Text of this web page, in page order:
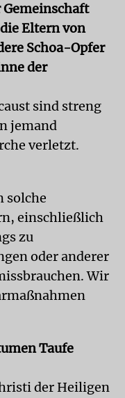
Eltern von
Schoa-Opfer
der
sind streng
jemand
verletzt.
solche
einschließlich
zu
oder anderer
Wir
Taufe
der Heiligen